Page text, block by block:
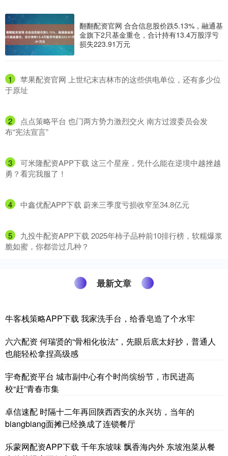
翻翻配资官网 合合信息股价跌5.13%，融通基
金旗下2只基金重仓，合计持有13.4万股浮亏
损失223.91万元
1
​苹果配资官网 上世纪末吉林市的这些供电单位，还有多少位
于原址
2
​点点策略平台 也门两方势力激烈交火 南方过渡委员会发
布“宪法宣言”
3
​可米隆配资APP下载 这三个星座，凭什么能在逆境中越挫越
勇？看完我服了！
4 ​中鑫优配APP下载 蔚来三季度亏损收窄至34.8亿元
5
​九投牛配资APP下载 2025年柿子品种前10排行榜，软糯爆浆
脆如蜜，你都尝过几种？
最新文章
牛客栈策略APP下载 我家洗手台，给香皂造了个水牢
六六配资 何瑞贤的“骨相化妆法”，先眼后底太好抄，普通人
也能轻松拿捏高级感
宇奇配资平台 城市副中心有个时尚缤纷节，市民进高
校“赶”青春市集
卓信速配 时隔十二年再回陕西西安的永兴坊，当年的
biangbiang面摊已经换成了连锁餐厅
乐蒙网配资APP下载 千年东坡味 飘香海内外 东坡泡菜从餐